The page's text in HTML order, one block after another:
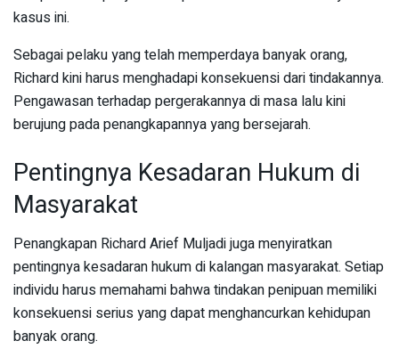
kasus ini.
Sebagai pelaku yang telah memperdaya banyak orang,
Richard kini harus menghadapi konsekuensi dari tindakannya.
Pengawasan terhadap pergerakannya di masa lalu kini
berujung pada penangkapannya yang bersejarah.
Pentingnya Kesadaran Hukum di
Masyarakat
Penangkapan Richard Arief Muljadi juga menyiratkan
pentingnya kesadaran hukum di kalangan masyarakat. Setiap
individu harus memahami bahwa tindakan penipuan memiliki
konsekuensi serius yang dapat menghancurkan kehidupan
banyak orang.